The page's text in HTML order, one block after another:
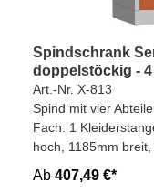
Spindschrank
doppelstöckig -
Art.-Nr. X-813
Spind mit vier
Fach: 1
hoch, 1185mm breit,
Ab 407,49 €*